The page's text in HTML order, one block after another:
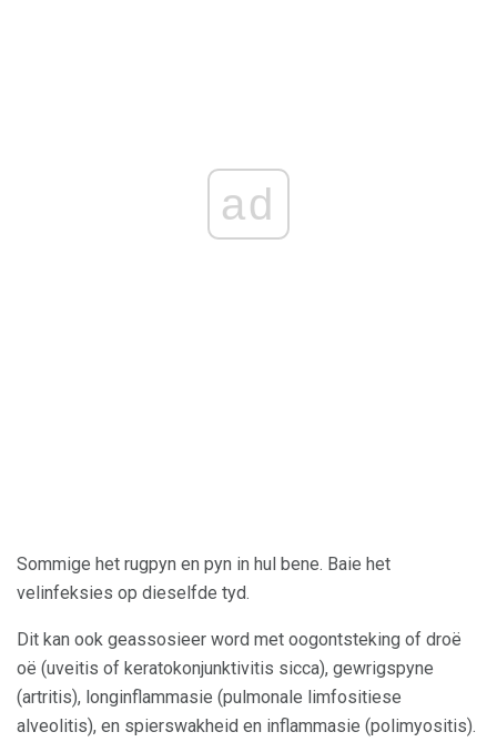
ad
Sommige het rugpyn en pyn in hul bene. Baie het
velinfeksies op dieselfde tyd.
Dit kan ook geassosieer word met oogontsteking of droë
oë (uveitis of keratokonjunktivitis sicca), gewrigspyne
(artritis), longinflammasie (pulmonale limfositiese
alveolitis), en spierswakheid en inflammasie (polimyositis).